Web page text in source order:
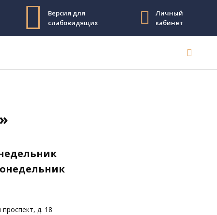
Версия для
слабовидящих
Личный
кабинет
д. 18